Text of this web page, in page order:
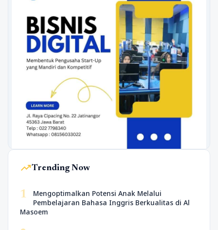
trending_upTrending Now
1
Mengoptimalkan Potensi Anak Melalui
Pembelajaran Bahasa Inggris Berkualitas di Al
Masoem